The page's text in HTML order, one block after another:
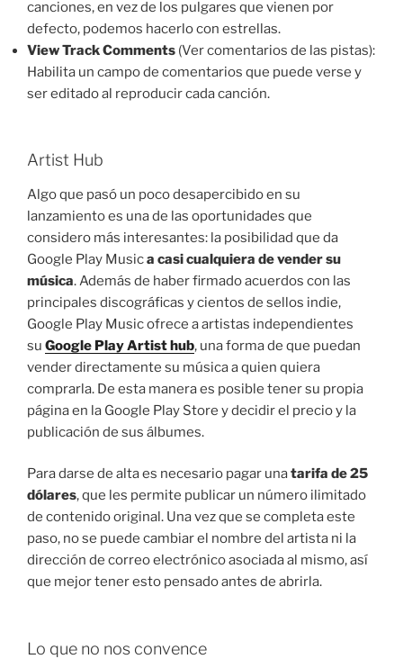
canciones, en vez de los pulgares que vienen por
defecto, podemos hacerlo con estrellas.
View Track Comments (Ver comentarios de las pistas):
Habilita un campo de comentarios que puede verse y
ser editado al reproducir cada canción.
Artist Hub
Algo que pasó un poco desapercibido en su
lanzamiento es una de las oportunidades que
considero más interesantes: la posibilidad que da
Google Play Musica casi cualquiera de vender su
música. Además de haber firmado acuerdos con las
principales discográficas y cientos de sellos indie,
Google Play Music ofrece a artistas independientes
su Google Play Artist hub, una forma de que puedan
vender directamente su música a quien quiera
comprarla. De esta manera es posible tener su propia
página en la Google Play Store y decidir el precio y la
publicación de sus álbumes.
Para darse de alta es necesario pagar unatarifa de 25
dólares, que les permite publicar un número ilimitado
de contenido original. Una vez que se completa este
paso, no se puede cambiar el nombre del artista ni la
dirección de correo electrónico asociada al mismo, así
que mejor tener esto pensado antes de abrirla.
Lo que no nos convence